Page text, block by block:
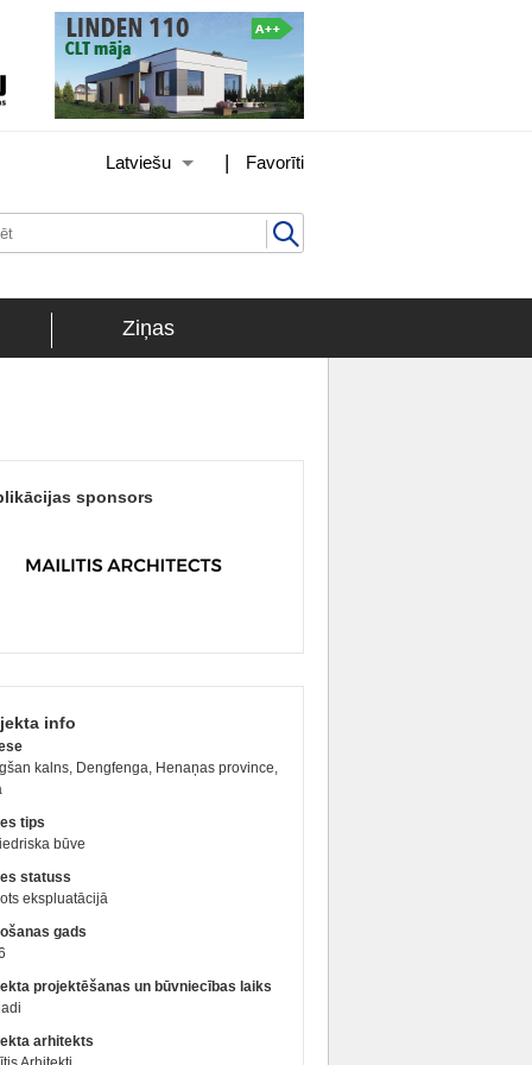
Favorīti
|
Latviešu
Ziņas
sponsors
info
kalns, Dengfenga, Henaņas province,
tips
būve
statuss
ekspluatācijā
gads
projektēšanas un būvniecības laiks
arhitekts